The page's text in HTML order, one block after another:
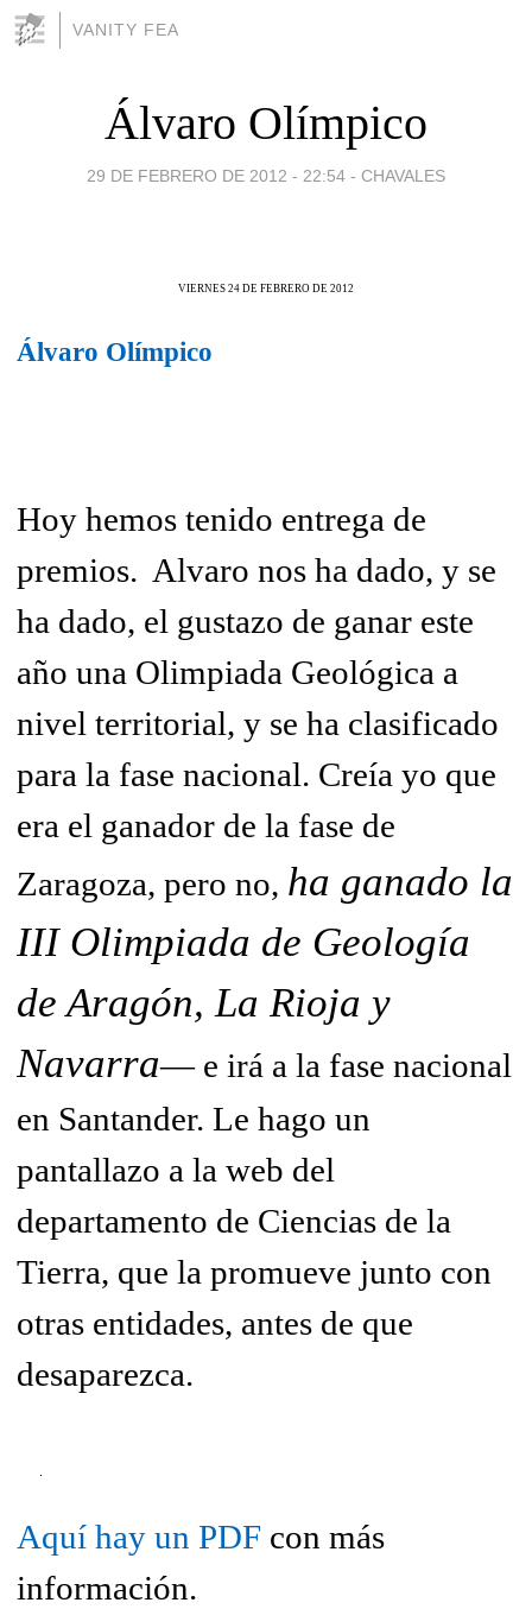
VANITY FEA
Álvaro Olímpico
29 DE FEBRERO DE 2012 - 22:54 - CHAVALES
VIERNES 24 DE FEBRERO DE 2012
Álvaro Olímpico
Hoy hemos tenido entrega de
premios. Alvaro nos ha dado, y se
ha dado, el gustazo de ganar este
año una Olimpiada Geológica a
nivel territorial, y se ha clasificado
para la fase nacional. Creía yo que
era el ganador de la fase de
Zaragoza, pero no, ha ganado la
III Olimpiada de Geología
de Aragón, La Rioja y
Navarra— e irá a la fase nacional
en Santander. Le hago un
pantallazo a la web del
departamento de Ciencias de la
Tierra, que la promueve junto con
otras entidades, antes de que
desaparezca.
Aquí hay un PDF con más
información.